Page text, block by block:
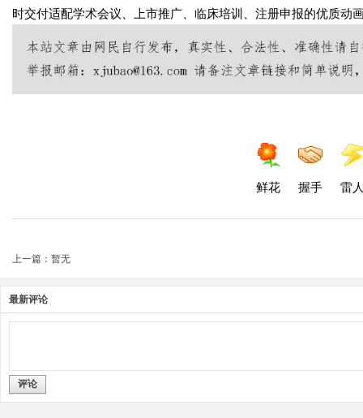
时交付适配学术会议、上市推广、临床培训、注册申报的优质动
鲜花 握手 雷
上一篇：暂无
最新评论
评论